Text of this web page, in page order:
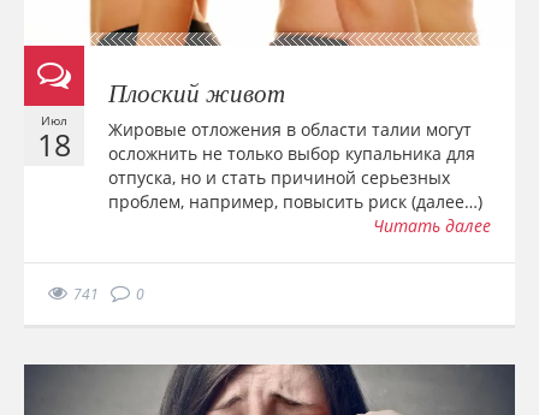
Июл
18
Плоский живот
Жировые отложения в области талии могут
осложнить не только выбор купальника для
отпуска, но и стать причиной серьезных
проблем, например, повысить риск (далее…)
Читать далее
741 0